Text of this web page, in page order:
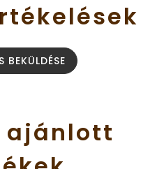
BEKÜLDÉSE
ajánlott